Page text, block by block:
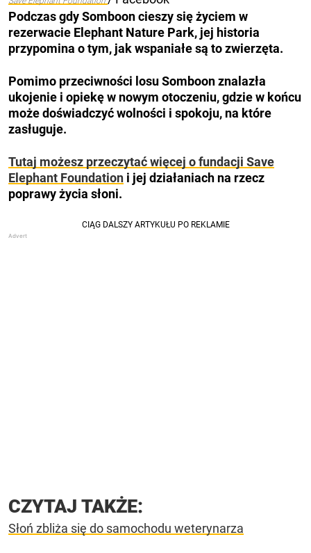
Podczas gdy Somboon cieszy się życiem w
rezerwacie Elephant Nature Park, jej historia
przypomina o tym, jak wspaniałe są to zwierzęta.
Pomimo przeciwności losu Somboon znalazła
ukojenie i opiekę w nowym otoczeniu, gdzie w końcu
może doświadczyć wolności i spokoju, na które
zasługuje.
Tutaj możesz przeczytać więcej o fundacji Save
Elephant Foundation i jej działaniach na rzecz
poprawy życia słoni.
CZYTAJ TAKŻE:
Słoń zbliża się do samochodu weterynarza